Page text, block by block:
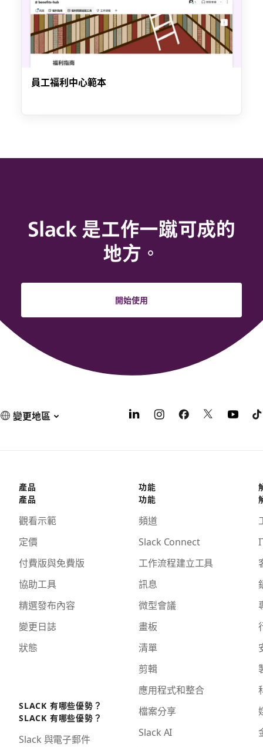
員工福利中心範本
Slack 是工作一蹴可成的
地方。
開始使用
變更地區
產品
產品
觀看示範
定價
付費版與免費版
協助工具
精選發布內容
變更日誌
狀態
SLACK 有哪些優勢？
SLACK 有哪些優勢？
Slack 與電子郵件
功能
功能
頻道
Slack Connect
工作流程建立工具
訊息
微型會議
畫板
清單
剪輯
應用程式和整合
檔案分享
Slack AI